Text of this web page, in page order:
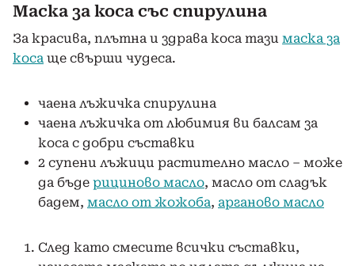
Маска за коса със спирулина
За красива, плътна и здрава коса тази маска за
коса ще свърши чудеса.
чаена лъжичка спирулина
чаена лъжичка от любимия ви балсам за
коса с добри съставки
2 супени лъжици растително масло – може
да бъде рициново масло, масло от сладък
бадем, масло от жожоба, арганово масло
След като смесите всички съставки,